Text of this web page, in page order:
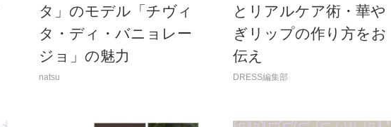
タ」のモデル「チヴィ
タ・ディ・バニョレー
ジョ」の魅力
natsu
とリアルケア術・華や
ぎリップの作り方をお
伝え
DRESS編集部